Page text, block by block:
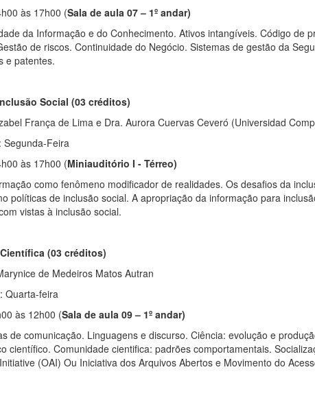
às 17h00 (Sala de aula 07 – 1º andar)
da Informação e do Conhecimento. Ativos intangíveis. Código
de riscos. Continuidade do Negócio. Sistemas de gestão da
e patentes.
Social (03 créditos)
França de Lima e Dra. Aurora Cuervas Ceveró (Universidad
Segunda-Feira
às 17h00 (Miniauditório I - Térreo)
como fenômeno modificador de realidades. Os desafios da
políticas de inclusão social. A apropriação da informação para
vistas à inclusão social.
(03 créditos)
de Medeiros Matos Autran
Quarta-feira
às 12h00 (Sala de aula 09 – 1º andar)
de comunicação. Linguagens e discurso. Ciência: evolução e
científico. Comunidade cientifica: padrões comportamentais.
(OAI) Ou Iniciativa dos Arquivos Abertos e Movimento do